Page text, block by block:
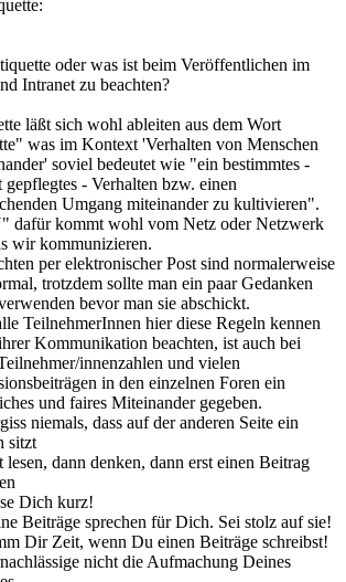
oder was ist beim Veröffentlichen im
Intranet zu beachten?
läßt sich wohl ableiten aus dem Wort
was im Kontext 'Verhalten von Menschen
soviel bedeutet wie "ein bestimmtes -
gepflegtes - Verhalten bzw. einen
Umgang miteinander zu kultivieren".
dafür kommt wohl vom Netz oder Netzwerk
wir kommunizieren.
per elektronischer Post sind normalerweise
trotzdem sollte man ein paar Gedanken
bevor man sie abschickt.
TeilnehmerInnen hier diese Regeln kennen
Kommunikation beachten, ist auch bei
innenzahlen und vielen
in den einzelnen Foren ein
und faires Miteinander gegeben.
niemals, dass auf der anderen Seite ein
sitzt
lesen, dann denken, dann erst einen Beitrag
Dich kurz!
Beiträge sprechen für Dich. Sei stolz auf sie!
Dir Zeit, wenn Du einen Beiträge schreibst!
nicht die Aufmachung Deines